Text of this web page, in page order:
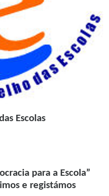
Escolas
para a Escola”
e registámos